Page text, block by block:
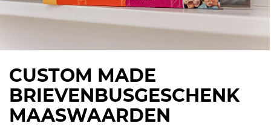
CUSTOM MADE
BRIEVENBUSGESCHENK
MAASWAARDEN